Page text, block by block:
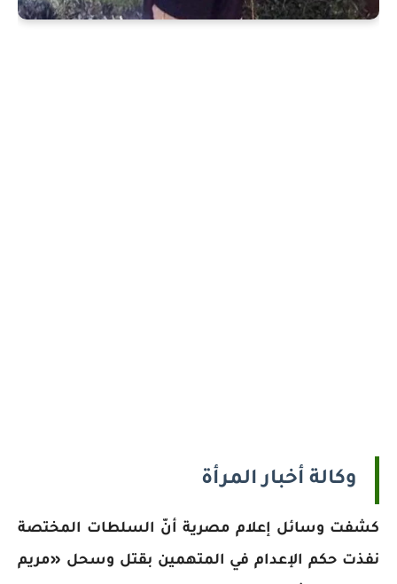
وكالة أخبار المرأة
كشفت وسائل إعلام مصرية أنّ السلطات المختصة
نفذت حكم الإعدام في المتهمين بقتل وسحل «مريم